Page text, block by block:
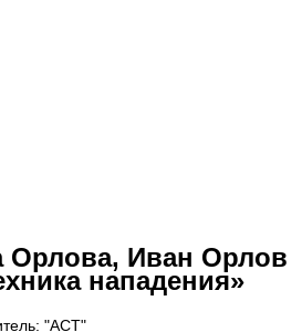
Орлова, Иван Орлов
нападения»
"АСТ"